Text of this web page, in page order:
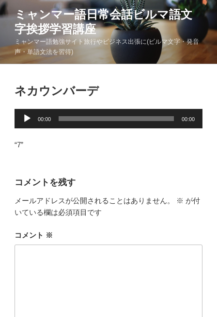
コ
ン
へ
ミャンマー語日常会話ビルマ語文
字挨拶学習講座
ミャンマー語勉強サイト旅行やビジネス出張に(ビルマ文字・発音
声・単語文法を習得)
ネカウンバーデ
レ
ー
00:00 00:00
“7”
コメントを残す
メールアドレスが公開されることはありません。 ※ が付
いている欄は必須項目です
コメント ※